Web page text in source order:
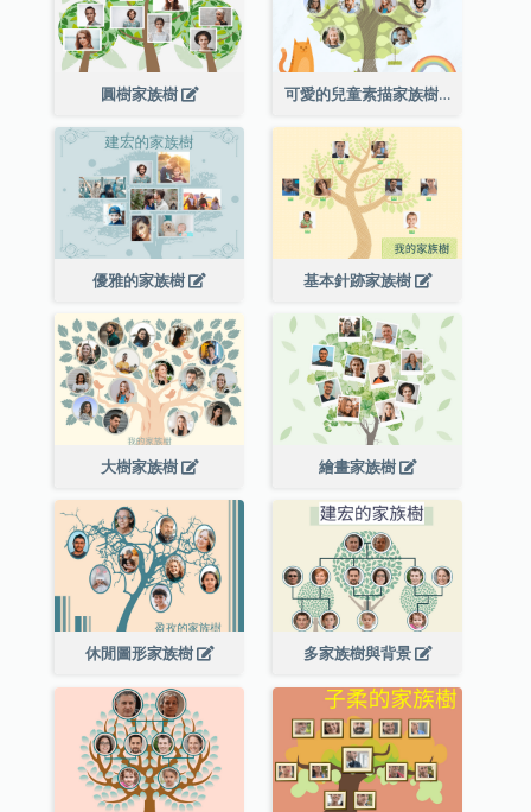
圓樹家族樹 可愛的兒童素描家族樹
優雅的家族樹 基本針跡家族樹
大樹家族樹 繪畫家族樹
休閒圖形家族樹 多家族樹與背景